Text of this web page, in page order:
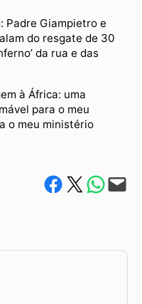
Padre Giampietro e
do resgate de 30
da rua e das
à África: uma
para o meu
o meu ministério
Compartilhe no Facebook
Compartilhe no Twitter
Compartile via
Envie via e-mail